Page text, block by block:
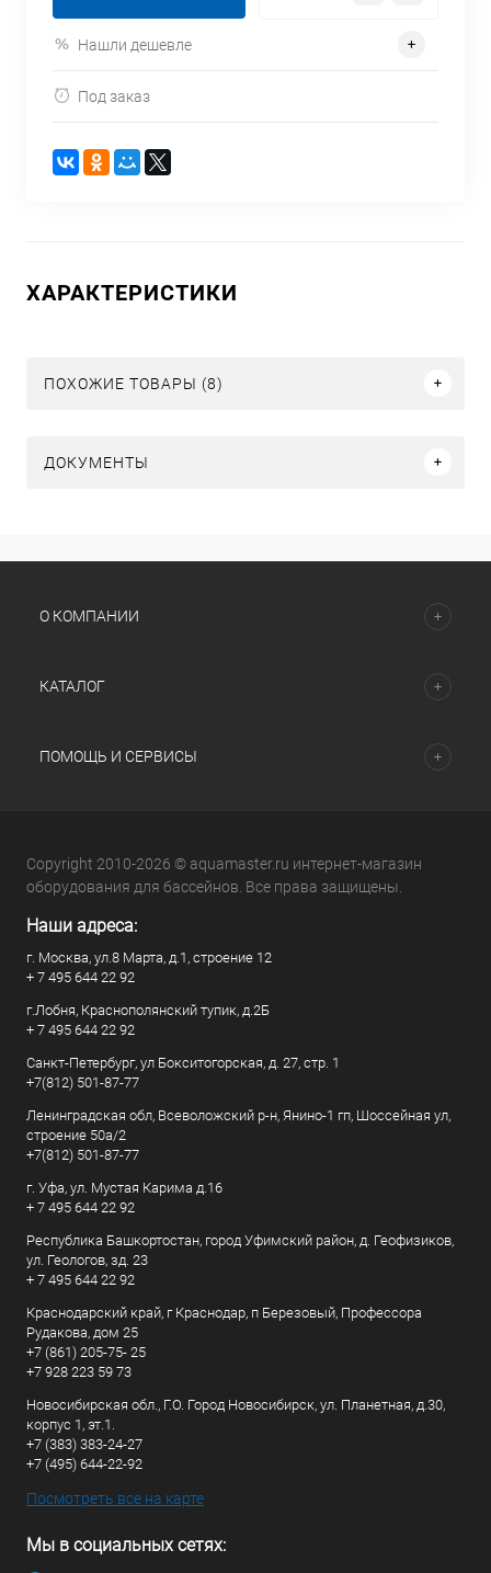
Нашли дешевле
Под заказ
ХАРАКТЕРИСТИКИ
ПОХОЖИЕ ТОВАРЫ (8)
ДОКУМЕНТЫ
О КОМПАНИИ
КАТАЛОГ
ПОМОЩЬ И СЕРВИСЫ
Copyright 2010-2026 © aquamaster.ru интернет-магазин
оборудования для бассейнов. Все права защищены.
Наши адреса:
г. Москва, ул.8 Марта, д.1, строение 12
+ 7 495 644 22 92
г.Лобня, Краснополянский тупик, д.2Б
+ 7 495 644 22 92
Санкт-Петербург, ул Бокситогорская, д. 27, стр. 1
+7(812) 501-87-77
Ленинградская обл, Всеволожский р-н, Янино-1 гп, Шоссейная ул,
строение 50а/2
+7(812) 501-87-77
г. Уфа, ул. Мустая Карима д.16
+ 7 495 644 22 92
Республика Башкортостан, город Уфимский район, д. Геофизиков,
ул. Геологов, зд. 23
+ 7 495 644 22 92
Краснодарский край, г Краснодар, п Березовый, Профессора
Рудакова, дом 25
+7 (861) 205-75- 25
+7 928 223 59 73
Новосибирская обл., Г.О. Город Новосибирск, ул. Планетная, д.30,
корпус 1, эт.1.
+7 (383) 383-24-27
+7 (495) 644-22-92
Посмотреть все на карте
Мы в социальных сетях: